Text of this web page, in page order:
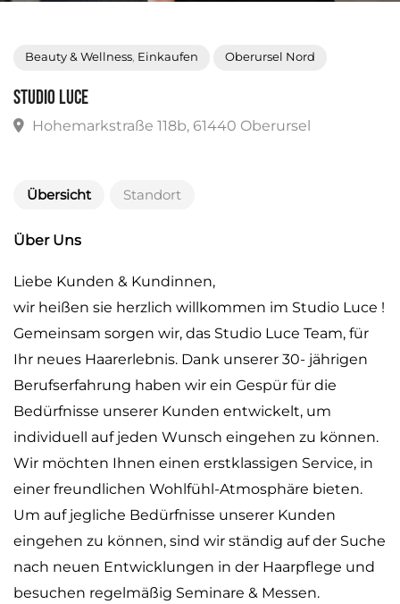
Beauty & Wellness
Übersicht Standort
Über Uns
Liebe Kunden & Kundinnen,
wir heißen sie herzlich willkommen im Studio Luce !
Gemeinsam sorgen wir, das Studio Luce Team, für
Ihr neues Haarerlebnis. Dank unserer 30- jährigen
Berufserfahrung haben wir ein Gespür für die
Bedürfnisse unserer Kunden entwickelt, um
individuell auf jeden Wunsch eingehen zu können.
Wir möchten Ihnen einen erstklassigen Service, in
einer freundlichen Wohlfühl-Atmosphäre bieten.
Um auf jegliche Bedürfnisse unserer Kunden
eingehen zu können, sind wir ständig auf der Suche
nach neuen Entwicklungen in der Haarpflege und
besuchen regelmäßig Seminare & Messen.